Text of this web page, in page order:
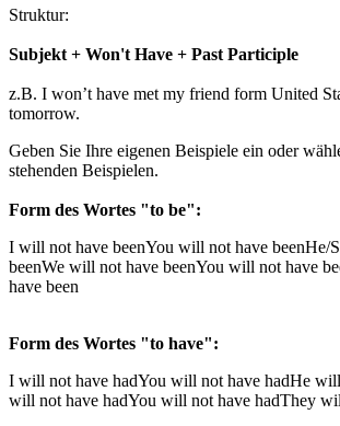
Struktur:
Subjekt + Won't Have + Past Participle
z.B. I won’t have met my friend form United
tomorrow.
Geben Sie Ihre eigenen Beispiele ein oder
stehenden Beispielen.
Form des Wortes "to be":
I will not have beenYou will not have beenHe/
beenWe will not have beenYou will not have
have been
Form des Wortes "to have":
I will not have hadYou will not have hadHe
will not have hadYou will not have hadThey